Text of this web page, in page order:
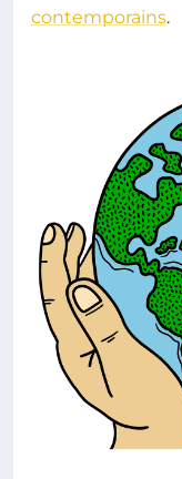
contemporains.